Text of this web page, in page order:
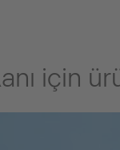
için